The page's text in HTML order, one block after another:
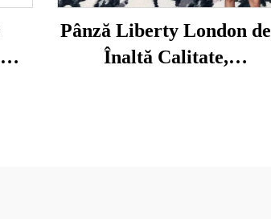
Pânză Liberty London de
Înaltă Calitate,